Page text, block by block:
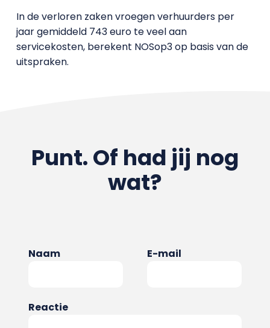
In de verloren zaken vroegen verhuurders per
jaar gemiddeld 743 euro te veel aan
servicekosten, berekent NOSop3 op basis van de
uitspraken.
Punt. Of had jij nog
wat?
Naam E-mail
Reactie